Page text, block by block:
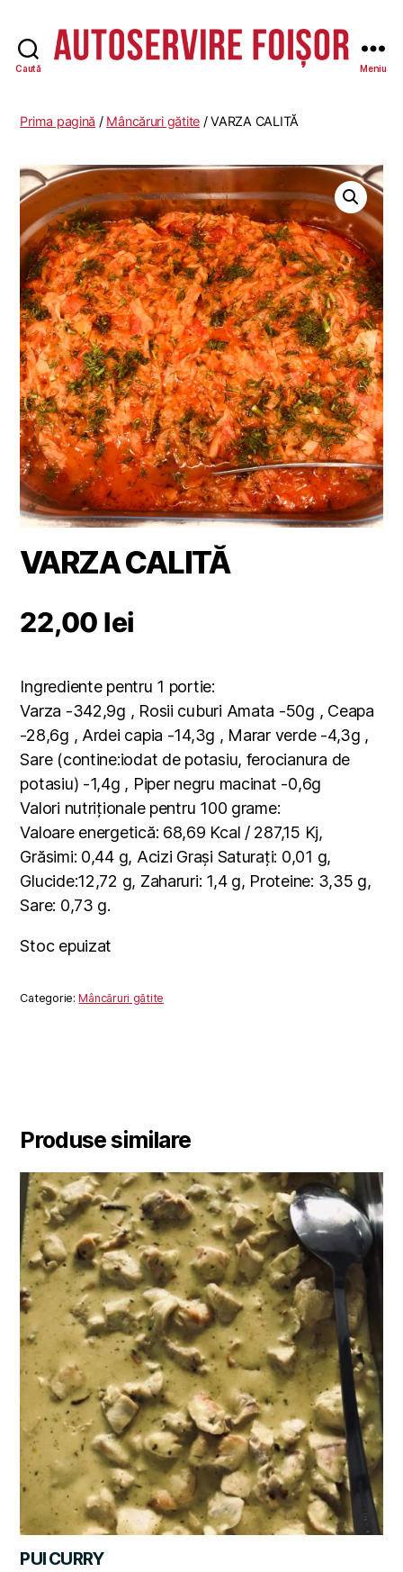
Caută
-
Meniu
Prima pagină / Mâncăruri gătite / VARZA CALITĂ
VARZA CALITĂ
22,00 lei
Ingrediente pentru 1 portie:
Varza -342,9g , Rosii cuburi Amata -50g , Ceapa
-28,6g , Ardei capia -14,3g , Marar verde -4,3g ,
Sare (contine:iodat de potasiu, ferocianura de
potasiu) -1,4g , Piper negru macinat -0,6g
Valori nutriționale pentru 100 grame:
Valoare energetică: 68,69 Kcal / 287,15 Kj,
Grăsimi: 0,44 g, Acizi Grași Saturați: 0,01 g,
Glucide:12,72 g, Zaharuri: 1,4 g, Proteine: 3,35 g,
Sare: 0,73 g.
Stoc epuizat
Categorie:Mâncăruri gătite
Produse similare
PUI CURRY